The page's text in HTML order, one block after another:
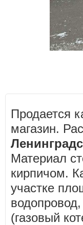
Продается
магазин.
Материал
кирпичом.
участке
(газовый